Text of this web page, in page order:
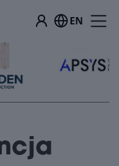
EN